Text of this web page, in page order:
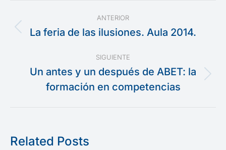
Navegación
entre
publicaciones
ANTERIOR
Publicación
La feria de las ilusiones. Aula 2014.
SIGUIENTE
Publicación
siguiente:
Un antes y un después de ABET: la
formación en competencias
Related Posts